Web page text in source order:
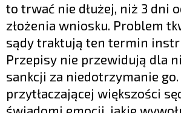
to trwać nie dłużej, niż 3 dni
złożenia wniosku. Problem
sądy traktują ten termin
Przepisy nie przewidują dla
sankcji za niedotrzymanie go.
przytłaczającej większości